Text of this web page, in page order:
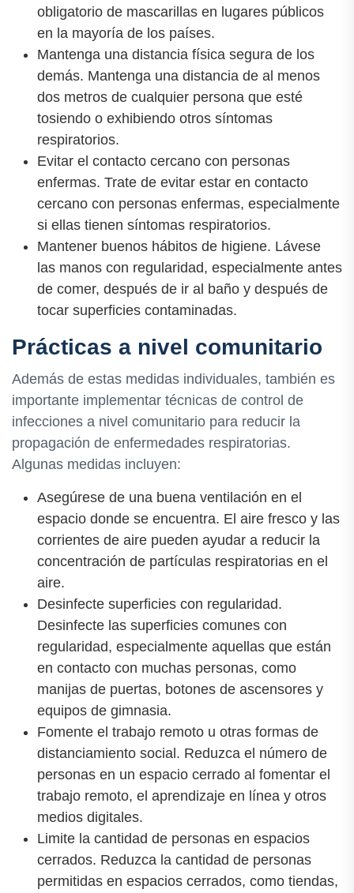
obligatorio de mascarillas en lugares públicos
en la mayoría de los países.
Mantenga una distancia física segura de los
demás. Mantenga una distancia de al menos
dos metros de cualquier persona que esté
tosiendo o exhibiendo otros síntomas
respiratorios.
Evitar el contacto cercano con personas
enfermas. Trate de evitar estar en contacto
cercano con personas enfermas, especialmente
si ellas tienen síntomas respiratorios.
Mantener buenos hábitos de higiene. Lávese
las manos con regularidad, especialmente antes
de comer, después de ir al baño y después de
tocar superficies contaminadas.
Prácticas a nivel comunitario
Además de estas medidas individuales, también es
importante implementar técnicas de control de
infecciones a nivel comunitario para reducir la
propagación de enfermedades respiratorias.
Algunas medidas incluyen:
Asegúrese de una buena ventilación en el
espacio donde se encuentra. El aire fresco y las
corrientes de aire pueden ayudar a reducir la
concentración de partículas respiratorias en el
aire.
Desinfecte superficies con regularidad.
Desinfecte las superficies comunes con
regularidad, especialmente aquellas que están
en contacto con muchas personas, como
manijas de puertas, botones de ascensores y
equipos de gimnasia.
Fomente el trabajo remoto u otras formas de
distanciamiento social. Reduzca el número de
personas en un espacio cerrado al fomentar el
trabajo remoto, el aprendizaje en línea y otros
medios digitales.
Limite la cantidad de personas en espacios
cerrados. Reduzca la cantidad de personas
permitidas en espacios cerrados, como tiendas,